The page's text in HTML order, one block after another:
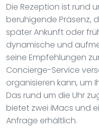
Die Rezeption ist rund
beruhigende Präsenz,
später Ankunft oder
dynamische und
seine Empfehlungen
Concierge-Service
organisieren kann, um
Das rund um die Uhr
bietet zwei iMacs und
Anfrage erhältlich.